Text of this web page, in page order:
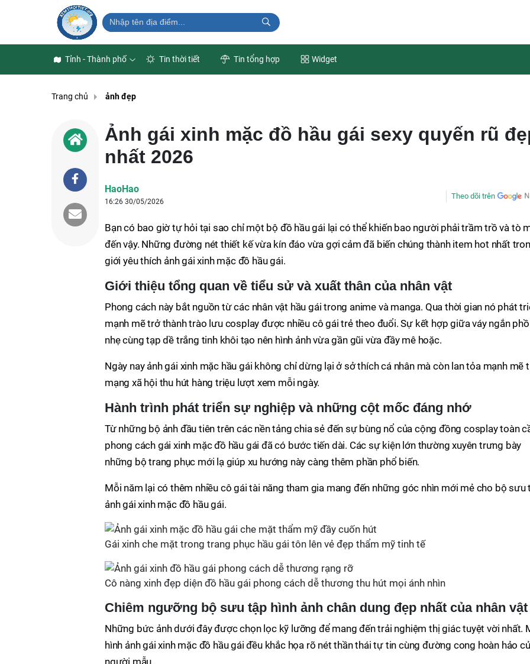
Tỉnh - Thành phố Tin thời tiết Tin tổng hợp Widget
Trang chủ ảnh đẹp
Ảnh gái xinh mặc đồ hầu gái sexy quyến rũ
nhất 2026
HaoHao
16:26 30/05/2026
Theo dõi trên
Bạn có bao giờ tự hỏi tại sao chỉ một bộ đồ hầu gái lại có thể khiến bao người phải trầm trồ và tò
đến vậy. Những đường nét thiết kế vừa kín đáo vừa gợi cảm đã biến chúng thành item hot nhất
giới yêu thích ảnh gái xinh mặc đồ hầu gái.
Giới thiệu tổng quan về tiểu sử và xuất thân của nhân vật
Phong cách này bắt nguồn từ các nhân vật hầu gái trong anime và manga. Qua thời gian nó phát
mạnh mẽ trở thành trào lưu cosplay được nhiều cô gái trẻ theo đuổi. Sự kết hợp giữa váy ngắn
nhẹ cùng tạp dề trắng tinh khôi tạo nên hình ảnh vừa gần gũi vừa đầy mê hoặc.
Ngày nay ảnh gái xinh mặc hầu gái không chỉ dừng lại ở sở thích cá nhân mà còn lan tỏa mạnh mẽ
mạng xã hội thu hút hàng triệu lượt xem mỗi ngày.
Hành trình phát triển sự nghiệp và những cột mốc đáng nhớ
Từ những bộ ảnh đầu tiên trên các nền tảng chia sẻ đến sự bùng nổ của cộng đồng cosplay toàn
phong cách gái xinh mặc đồ hầu gái đã có bước tiến dài. Các sự kiện lớn thường xuyên trưng bày
những bộ trang phục mới lạ giúp xu hướng này càng thêm phần phổ biến.
Mỗi năm lại có thêm nhiều cô gái tài năng tham gia mang đến những góc nhìn mới mẻ cho bộ sưu
ảnh gái xinh mặc đồ hầu gái.
Gái xinh che mặt trong trang phục hầu gái tôn lên vẻ đẹp thẩm mỹ tinh tế
Cô nàng xinh đẹp diện đồ hầu gái phong cách dễ thương thu hút mọi ánh nhìn
Chiêm ngưỡng bộ sưu tập hình ảnh chân dung đẹp nhất của nhân vật
Những bức ảnh dưới đây được chọn lọc kỹ lưỡng để mang đến trải nghiệm thị giác tuyệt vời nhất.
hình ảnh gái xinh mặc đồ hầu gái đều khắc họa rõ nét thần thái tự tin cùng đường cong hoàn hảo
người mẫu.